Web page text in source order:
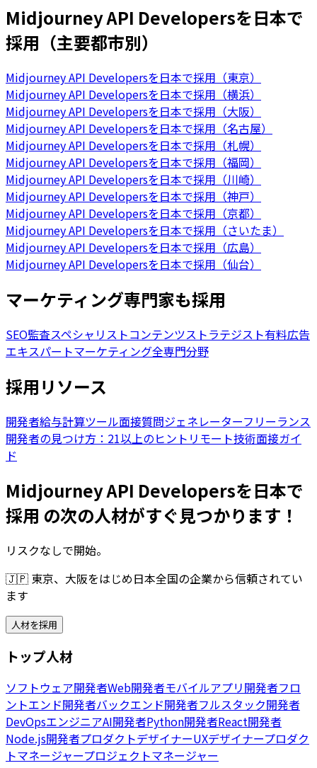
Midjourney API Developersを日本で
採用（主要都市別）
Midjourney API Developersを日本で採用（東京）
Midjourney API Developersを日本で採用（横浜）
Midjourney API Developersを日本で採用（大阪）
Midjourney API Developersを日本で採用（名古屋）
Midjourney API Developersを日本で採用（札幌）
Midjourney API Developersを日本で採用（福岡）
Midjourney API Developersを日本で採用（川崎）
Midjourney API Developersを日本で採用（神戸）
Midjourney API Developersを日本で採用（京都）
Midjourney API Developersを日本で採用（さいたま）
Midjourney API Developersを日本で採用（広島）
Midjourney API Developersを日本で採用（仙台）
マーケティング専門家も採用
SEO監査スペシャリストコンテンツストラテジスト有料広告
エキスパートマーケティング全専門分野
採用リソース
開発者給与計算ツール面接質問ジェネレーターフリーランス
開発者の見つけ方：21以上のヒント リモート技術面接ガイ
ド
Midjourney API Developersを日本で
採用 の次の人材がすぐ見つかります！
リスクなしで開始。
🇯🇵 東京、大阪をはじめ日本全国の企業から信頼されてい
ます
人材を採用
トップ人材
ソフトウェア開発者Web開発者モバイルアプリ開発者フロ
ントエンド開発者バックエンド開発者フルスタック開発者
DevOpsエンジニアAI開発者Python開発者React開発者
Node.js開発者プロダクトデザイナーUXデザイナープロダク
トマネージャープロジェクトマネージャー